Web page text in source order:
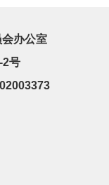
办公室
2号